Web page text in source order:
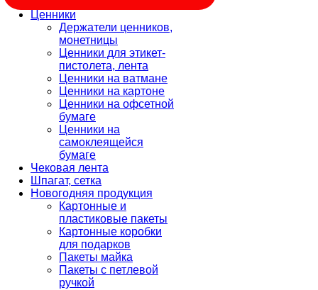
Ценники
Держатели ценников,
монетницы
Ценники для этикет-
пистолета, лента
Ценники на ватмане
Ценники на картоне
Ценники на офсетной
бумаге
Ценники на
самоклеящейся
бумаге
Чековая лента
Шпагат, сетка
Новогодняя продукция
Картонные и
пластиковые пакеты
Картонные коробки
для подарков
Пакеты майка
Пакеты с петлевой
ручкой